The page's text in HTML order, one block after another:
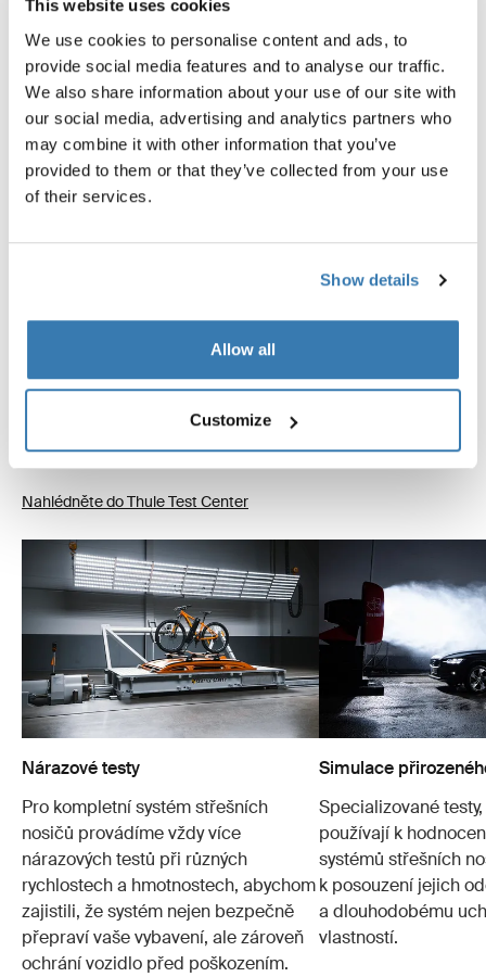
This website uses cookies
We use cookies to personalise content and ads, to
provide social media features and to analyse our traffic.
We also share information about your use of our site with
our social media, advertising and analytics partners who
may combine it with other information that you’ve
provided to them or that they’ve collected from your use
of their services.
Show details
Allow all
Customize
Ve testovacím centru Thule Test Center™ ve švédském
Hillerstorpu procházejí produkty extrémním testováním.
Naše systémy střešních nosičů jsou navržené tak, aby je
a přeprava vašeho vybavení byla co nejbezpečnější.
Níže uvádíme jen některé z mnoha prováděných testů.
Nahlédněte do Thule Test Center
Nárazové testy
Pro kompletní systém střešních
nosičů provádíme vždy více
nárazových testů při různých
rychlostech a hmotnostech, abychom
zajistili, že systém nejen bezpečně
přepraví vaše vybavení, ale zároveň
ochrání vozidlo před poškozením.
Simulace
Specializované
používají k
systémů střešních
k posouzení jejich
a dlouhodobému
vlastností.